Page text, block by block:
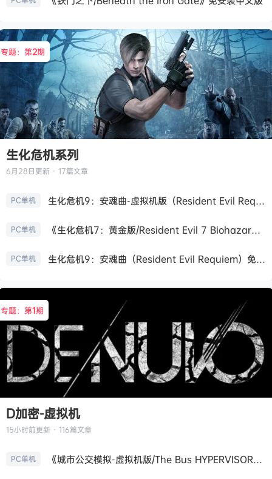
专题：第2期
生化危机系列
6月28日更新 · 17篇文章
PC单机 生化危机9：安魂曲-虚拟机版（Resident Evil Requiem HYPERVISOR）免安装中文版
PC单机 《生化危机7：黄金版/Resident Evil 7 Biohazard》免安装中文版
PC单机 生化危机9：安魂曲（Resident Evil Requiem）免安装中文版
专题：第1期
D加密-虚拟机
15小时前更新 · 116篇文章
PC单机 《城市公交模拟-虚拟机版/The Bus HYPERVISOR》免安装中文版